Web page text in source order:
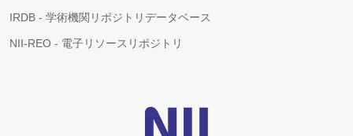
IRDB - 学術機関リポジトリデータベース
NII-REO - 電子リソースリポジトリ